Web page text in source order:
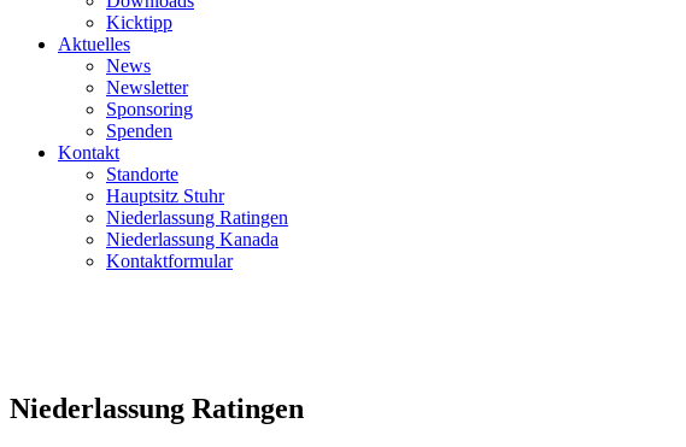
Kicktipp
Aktuelles
News
Newsletter
Sponsoring
Spenden
Kontakt
Standorte
Hauptsitz Stuhr
Niederlassung Ratingen
Niederlassung Kanada
Kontaktformular
Niederlassung Ratingen